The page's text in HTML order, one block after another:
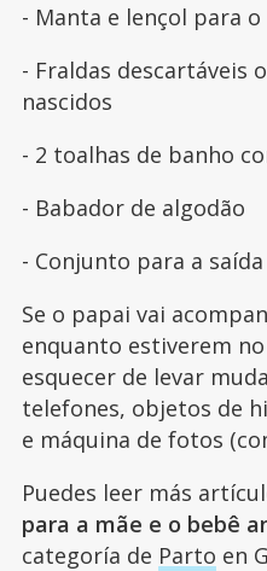
- Manta e lençol para
- Fraldas descartáveis
nascidos
- 2 toalhas de banho
- Babador de algodão
- Conjunto para a
Se o papai vai
enquanto estiverem
esquecer de levar
telefones, objetos de
e máquina de fotos
Puedes leer más
para a mãe e o bebê
categoría de Parto en